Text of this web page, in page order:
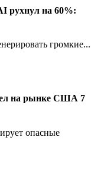
рухнул на 60%:
громкие...
на рынке США 7
опасные